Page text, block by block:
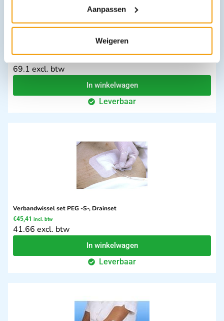
Aanpassen
Weigeren
69.1 excl. btw
In winkelwagen
Leverbaar
Verbandwissel set PEG -S-, Drainset
€45,41 incl. btw
41.66 excl. btw
In winkelwagen
Leverbaar